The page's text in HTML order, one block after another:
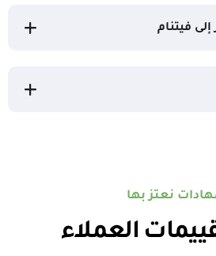
فيتنام
نعتز بها
العملاء